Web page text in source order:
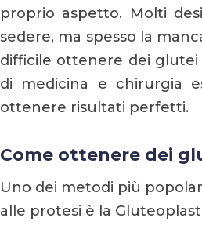
proprio aspetto. Molti
sedere, ma spesso la
difficile ottenere dei glutei
di medicina e chirurgia
ottenere risultati perfetti.
Come ottenere dei
Uno dei metodi più
alle protesi è la